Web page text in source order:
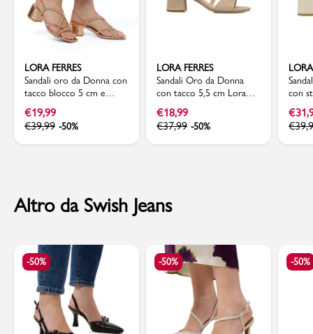
LORA FERRES
Sandali oro da Donna con
tacco blocco 5 cm e
gioiello strass Lora Ferres
€19,99
€39,99 -50%
LORA FERRES
Sandali Oro da Donna
con tacco 5,5 cm Lora
Ferres
€18,99
€37,99 -50%
con
€
€
Altro da Swish Jeans
-50% -50% -50%